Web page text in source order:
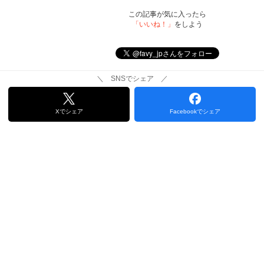
この記事が気に入ったら
「いいね！」 をしよう
＼ SNSでシェア ／
Xでシェア Facebookでシェア